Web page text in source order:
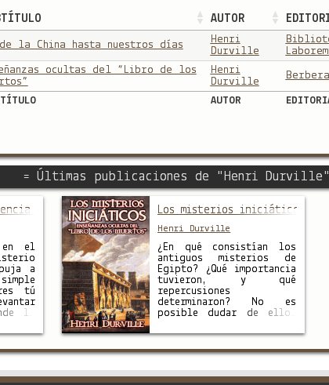
AUTOR
la China hasta nuestros días
Henri
Durville
ocultas del “Libro de los
Henri
Durville
AUTOR
= Últimas publicaciones de "Henri
secreta
en el
a
tú
lo
es
de
Los misterios iniciáticos
Henri Durville
¿En qué consistían los
antiguos misterios de
Egipto? ¿Qué importancia
tuvieron, y qué
repercusiones
determinaron? No es
posible dudar de ellos
significación. La
impera en todas las
demás iniciaciones
mediterráneas. En sus